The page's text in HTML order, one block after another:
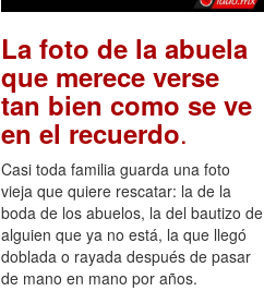
La foto de la abuela
que merece verse
tan bien como se ve
en el recuerdo.
Casi toda familia guarda una foto
vieja que quiere rescatar: la de la
boda de los abuelos, la del bautizo de
alguien que ya no está, la que llegó
doblada o rayada después de pasar
de mano en mano por años.